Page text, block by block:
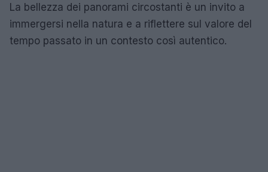
La bellezza dei panorami circostanti è un invito a
immergersi nella natura e a riflettere sul valore del
tempo passato in un contesto così autentico.